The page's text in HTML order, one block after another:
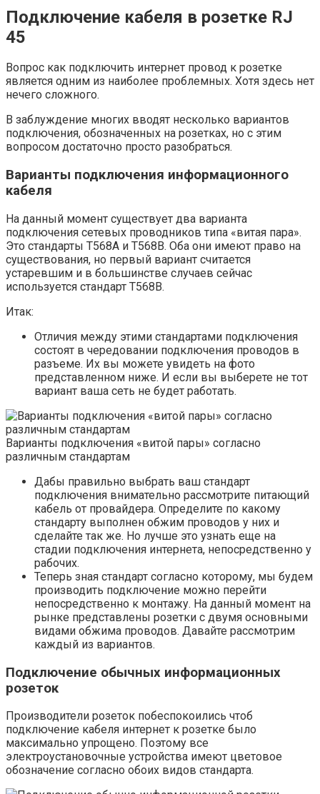
Подключение кабеля в розетке RJ
45
Вопрос как подключить интернет провод к розетке
является одним из наиболее проблемных. Хотя здесь нет
нечего сложного.
В заблуждение многих вводят несколько вариантов
подключения, обозначенных на розетках, но с этим
вопросом достаточно просто разобраться.
Варианты подключения информационного
кабеля
На данный момент существует два варианта
подключения сетевых проводников типа «витая пара».
Это стандарты T568A и T568B. Оба они имеют право на
существования, но первый вариант считается
устаревшим и в большинстве случаев сейчас
используется стандарт T568B.
Итак:
Отличия между этими стандартами подключения
состоят в чередовании подключения проводов в
разъеме. Их вы можете увидеть на фото
представленном ниже. И если вы выберете не тот
вариант ваша сеть не будет работать.
Варианты подключения «витой пары» согласно
различным стандартам
Дабы правильно выбрать ваш стандарт
подключения внимательно рассмотрите питающий
кабель от провайдера. Определите по какому
стандарту выполнен обжим проводов у них и
сделайте так же. Но лучше это узнать еще на
стадии подключения интернета, непосредственно у
рабочих.
Теперь зная стандарт согласно которому, мы будем
производить подключение можно перейти
непосредственно к монтажу. На данный момент на
рынке представлены розетки с двумя основными
видами обжима проводов. Давайте рассмотрим
каждый из вариантов.
Подключение обычных информационных
розеток
Производители розеток побеспокоились чтоб
подключение кабеля интернет к розетке было
максимально упрощено. Поэтому все
электроустановочные устройства имеют цветовое
обозначение согласно обоих видов стандарта.